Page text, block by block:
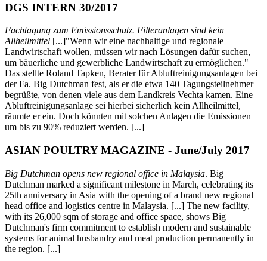
DGS INTERN 30/2017
Fachtagung zum Emissionsschutz. Filteranlagen sind kein
Allheilmittel [...]"Wenn wir eine nachhaltige und regionale
Landwirtschaft wollen, müssen wir nach Lösungen dafür suchen,
um bäuerliche und gewerbliche Landwirtschaft zu ermöglichen."
Das stellte Roland Tapken, Berater für Abluftreinigungsanlagen bei
der Fa. Big Dutchman fest, als er die etwa 140 Tagungsteilnehmer
begrüßte, von denen viele aus dem Landkreis Vechta kamen. Eine
Abluftreinigungsanlage sei hierbei sicherlich kein Allheilmittel,
räumte er ein. Doch könnten mit solchen Anlagen die Emissionen
um bis zu 90% reduziert werden. [...]
ASIAN POULTRY MAGAZINE - June/July 2017
Big Dutchman opens new regional office in Malaysia. Big
Dutchman marked a significant milestone in March, celebrating its
25th anniversary in Asia with the opening of a brand new regional
head office and logistics centre in Malaysia. [...] The new facility,
with its 26,000 sqm of storage and office space, shows Big
Dutchman's firm commitment to establish modern and sustainable
systems for animal husbandry and meat production permanently in
the region. [...]